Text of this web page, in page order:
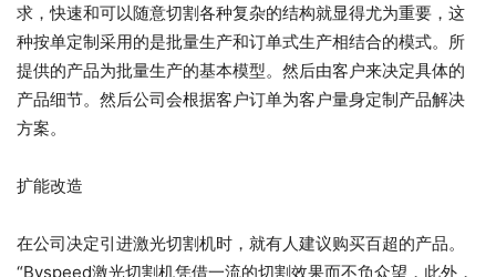
求，快速和可以随意切割各种复杂的结构就显得尤为重要，这
种按单定制采用的是批量生产和订单式生产相结合的模式。所
提供的产品为批量生产的基本模型。然后由客户来决定具体的
产品细节。然后公司会根据客户订单为客户量身定制产品解决
方案。
扩能改造
在公司决定引进激光切割机时，就有人建议购买百超的产品。
“Byspeed激光切割机凭借一流的切割效果而不负众望，此外，